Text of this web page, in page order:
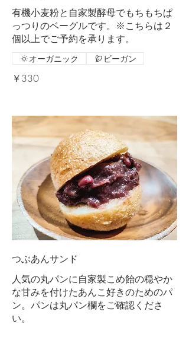
有機小麦粉と自家製酵母でもちもちぱ
っつりのベーグルです。※こちらは２
個以上でご予約を承ります。
￥330
オーガニック ビーガン
つぶあんサンド
人気の丸パンに自家製こめ飴の穏やか
な甘みを付けたあんこ好きのためのパ
ン。パンは丸パン欄をご確認くださ
い。